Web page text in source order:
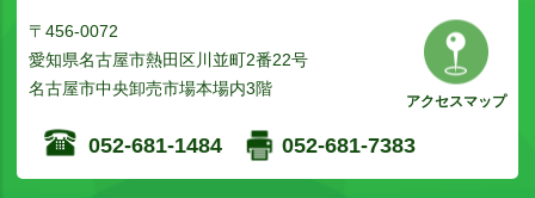
〒456-0072
愛知県名古屋市熱田区川並町2番22号
名古屋市中央卸売市場本場内3階
アクセスマップ
052-681-1484 052-681-7383